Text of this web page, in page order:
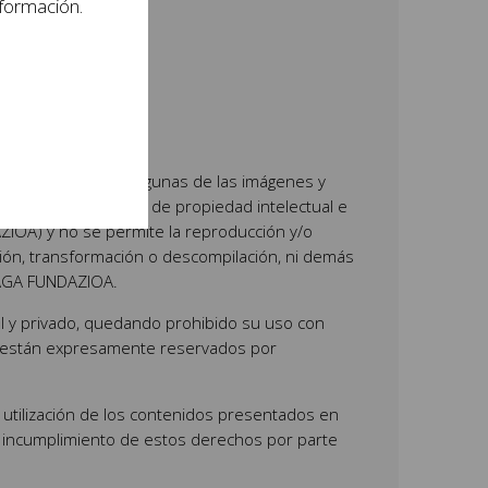
así como algunas de las imágenes y
los derechos de propiedad intelectual e
y no se permite la reproducción y/o
transformación o descompilación, ni demás
FUNDAZIOA.
y privado, quedando prohibido su uso con
expresamente reservados por
utilización de los contenidos presentados en
de estos derechos por parte